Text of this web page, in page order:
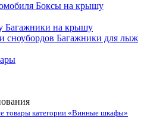
Боксы на крышу
Багажники на крышу
Багажники для лыж
товары категории «Винные шкафы»